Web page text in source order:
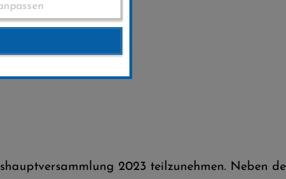
2023 teilzunehmen. Neben